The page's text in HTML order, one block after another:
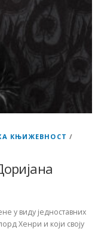
КЊИЖЕВНОСТ /
у виду једноставних
Хенри и који своју